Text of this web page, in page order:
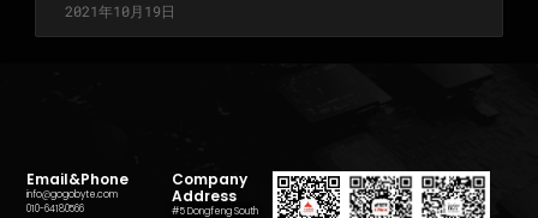
2021年10月19日
Email&Phone
info@gogobyte.com
010-64180566
Company
Address
#5 Dongfeng South